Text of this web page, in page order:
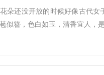
朵还没开放的时候好像古代
似簪，色白如玉，清香宜人，